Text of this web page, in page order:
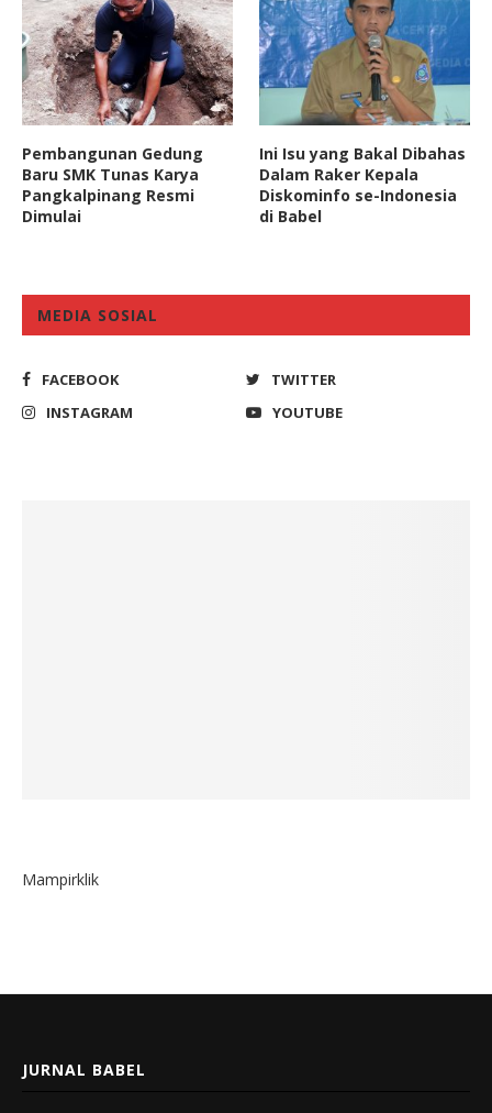
Pembangunan Gedung
Baru SMK Tunas Karya
Pangkalpinang Resmi
Dimulai
Ini Isu yang Bakal Dibahas
Dalam Raker Kepala
Diskominfo se-Indonesia
di Babel
MEDIA SOSIAL
FACEBOOK
TWITTER
INSTAGRAM
YOUTUBE
Mampirklik
JURNAL BABEL